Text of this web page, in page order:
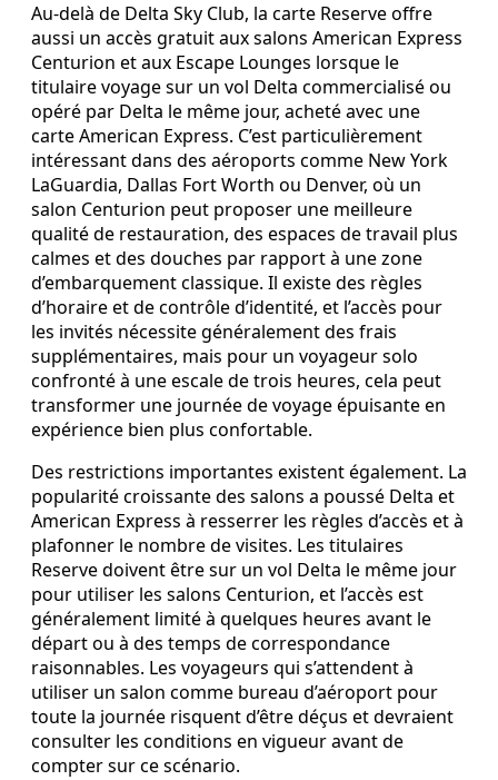
Au‑delà de Delta Sky Club, la carte Reserve offre
aussi un accès gratuit aux salons American Express
Centurion et aux Escape Lounges lorsque le
titulaire voyage sur un vol Delta commercialisé ou
opéré par Delta le même jour, acheté avec une
carte American Express. C’est particulièrement
intéressant dans des aéroports comme New York
LaGuardia, Dallas Fort Worth ou Denver, où un
salon Centurion peut proposer une meilleure
qualité de restauration, des espaces de travail plus
calmes et des douches par rapport à une zone
d’embarquement classique. Il existe des règles
d’horaire et de contrôle d’identité, et l’accès pour
les invités nécessite généralement des frais
supplémentaires, mais pour un voyageur solo
confronté à une escale de trois heures, cela peut
transformer une journée de voyage épuisante en
expérience bien plus confortable.
Des restrictions importantes existent également. La
popularité croissante des salons a poussé Delta et
American Express à resserrer les règles d’accès et à
plafonner le nombre de visites. Les titulaires
Reserve doivent être sur un vol Delta le même jour
pour utiliser les salons Centurion, et l’accès est
généralement limité à quelques heures avant le
départ ou à des temps de correspondance
raisonnables. Les voyageurs qui s’attendent à
utiliser un salon comme bureau d’aéroport pour
toute la journée risquent d’être déçus et devraient
consulter les conditions en vigueur avant de
compter sur ce scénario.